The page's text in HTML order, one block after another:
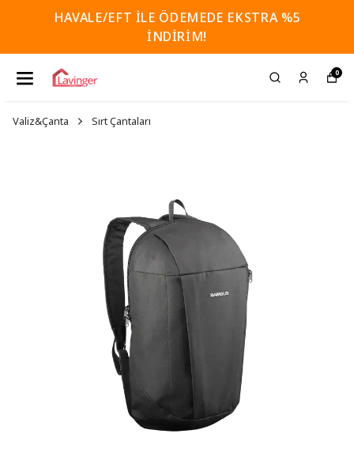
HAVALE/EFT İLE ÖDEMEDE EKSTRA %5
İNDİRİM!
0
Valiz&Çanta Sırt Çantaları